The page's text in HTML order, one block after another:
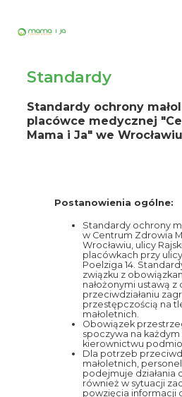
Standardy
Standardy ochrony
placówce medycznej
Mama i Ja" we Wrocławiu
Postanowienia ogólne:
Standardy ochrony
w Centrum Zdrowia
Wrocławiu, ulicy
placówkach przy
Poelziga 14.
związku z
nałożonymi ustawą z
przeciwdziałaniu
przestępczością na
małoletnich.
Obowiązek
spoczywa na
kierownictwu
Dla potrzeb
małoletnich,
podejmuje działania
również w sytuacji
powzięcia informacji